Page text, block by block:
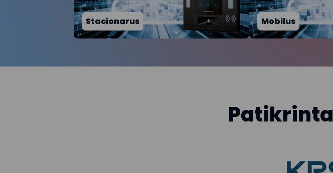
Stacionarus Mobilus
Patikrinta